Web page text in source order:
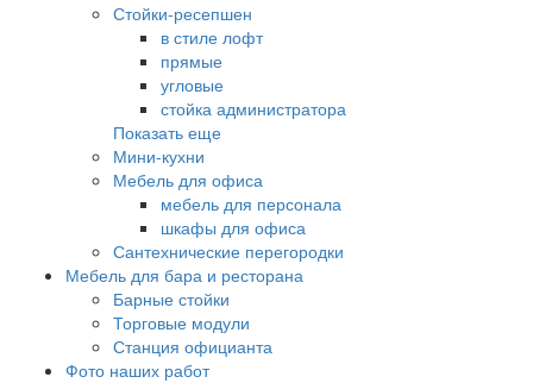
Стойки-ресепшен
в стиле лофт
прямые
угловые
стойка администратора
Показать еще
Мини-кухни
Мебель для офиса
мебель для персонала
шкафы для офиса
Сантехнические перегородки
Мебель для бара и ресторана
Барные стойки
Торговые модули
Станция официанта
Фото наших работ